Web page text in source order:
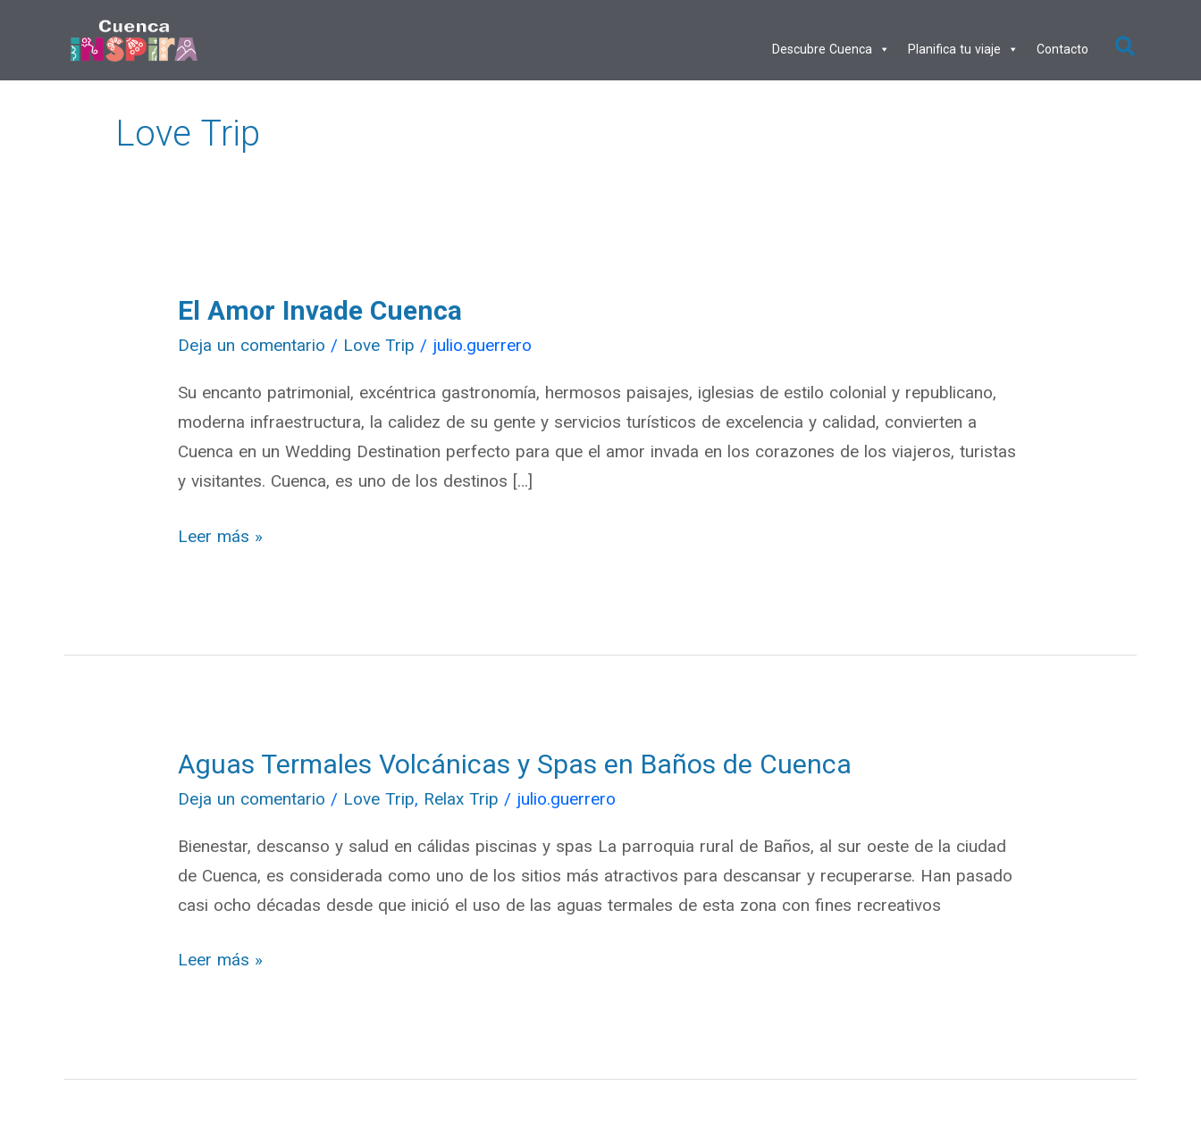
Descubre Cuenca Planifica tu viaje Contacto
Love Trip
El Amor Invade Cuenca
Deja un comentario / Love Trip / julio.guerrero
Su encanto patrimonial, excéntrica gastronomía, hermosos paisajes, iglesias de estilo colonial y republicano,
moderna infraestructura, la calidez de su gente y servicios turísticos de excelencia y calidad, convierten a
Cuenca en un Wedding Destination perfecto para que el amor invada en los corazones de los viajeros, turistas
y visitantes. Cuenca, es uno de los destinos […]
El
Amor
Cuenca
Leer más »
Aguas Termales Volcánicas y Spas en Baños de Cuenca
Deja un comentario / Love Trip, Relax Trip / julio.guerrero
Bienestar, descanso y salud en cálidas piscinas y spas La parroquia rural de Baños, al sur oeste de la ciudad
de Cuenca, es considerada como uno de los sitios más atractivos para descansar y recuperarse. Han pasado
casi ocho décadas desde que inició el uso de las aguas termales de esta zona con fines recreativos
Aguas
Termales
y
Spas
en
de
Leer más »